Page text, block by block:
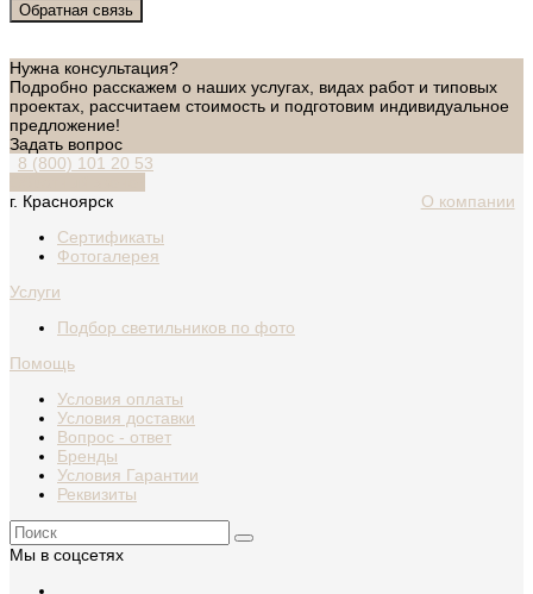
Обратная связь
Нужна консультация?
Подробно расскажем о наших услугах, видах работ и типовых
проектах, рассчитаем стоимость и подготовим индивидуальное
предложение!
Задать вопрос
8 (800) 101 20 53
г. Красноярск
О компании
Сертификаты
Фотогалерея
Услуги
Подбор светильников по фото
Помощь
Условия оплаты
Условия доставки
Вопрос - ответ
Бренды
Условия Гарантии
Реквизиты
Мы в соцсетях